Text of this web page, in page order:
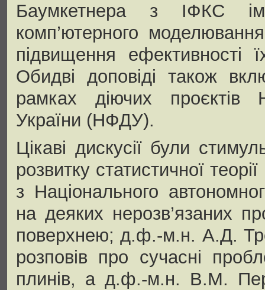
Баумкетнера з ІФКС
комп’ютерного
підвищення ефективності
Обидві доповіді також
рамках діючих проєктів
України (НФДУ).
Цікаві дискусії були
розвитку статистичної
з Національного
на деяких нерозв’язаних
поверхнею; д.ф.-м.н. А.Д.
розповів про сучасні
плинів, а д.ф.-м.н. В.М.